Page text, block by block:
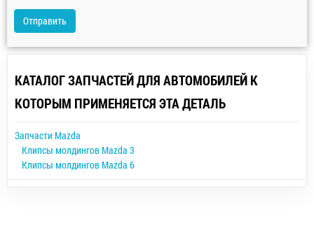
Отправить
КАТАЛОГ ЗАПЧАСТЕЙ ДЛЯ АВТОМОБИЛЕЙ К
КОТОРЫМ ПРИМЕНЯЕТСЯ ЭТА ДЕТАЛЬ
Запчасти Mazda
Клипсы молдингов Mazda 3
Клипсы молдингов Mazda 6